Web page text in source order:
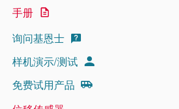
手册
询问基恩士
样机演示/测试
免费试用产品